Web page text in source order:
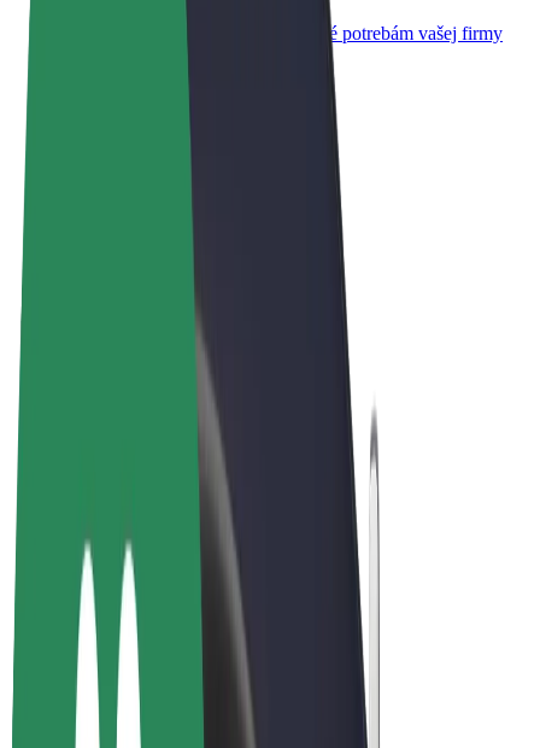
Bolt for Business
Produkty a služby Bolt prispôsobené potrebám vašej firmy
Bolt Food
Bolt Drive
Bolt for Business
E-bicykle
Bolt Plus
Zarábajte s Boltom